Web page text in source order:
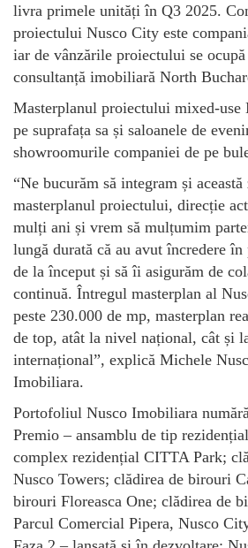
livra primele unități în Q3 2025.
proiectului Nusco City este
iar de vânzările proiectului se
consultanță imobiliară North
Masterplanul proiectului mixed-use
pe suprafața sa și saloanele de
showroomurile companiei de pe
“Ne bucurăm să integram și
masterplanul proiectului, direcție
mulți ani și vrem să mulțumim
lungă durată că au avut încredere
de la început și să îi asigurăm de
continuă. Întregul masterplan al
peste 230.000 de mp, masterplan
de top, atât la nivel național, cât și
internațional”, explică Michele
Imobiliara.
Portofoliul Nusco Imobiliara
Premio – ansamblu de tip
complex rezidențial CITTA Park;
Nusco Towers; clădirea de birouri
birouri Floreasca One; clădirea de
Parcul Comercial Pipera, Nusco